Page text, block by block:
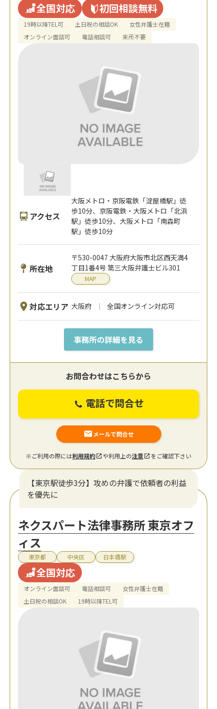
全国対応 初回相談無料
19時以降TEL可 土日祝の相談OK
女性弁護士在籍
オンライン面談可
電話相談可 来所不要
アクセス
大阪メトロ・京阪電鉄「淀屋橋駅」徒
歩10分、京阪電鉄・大阪メトロ「北浜
駅」徒歩10分、大阪メトロ「南森町
駅」徒歩10分
所在地
〒530-0047 大阪府大阪市北区西天満4
丁目1番4号 第三大阪弁護士ビル301
MAP
対応エリア 大阪府 全国オンライン対応可
事務所の詳細を見る
お問合わせはこちらから
電話で問合せ
メールで問合せ
※ご利用の際には利用規約 や利用上の注意 をご確認下さい
【東京駅徒歩3分】攻めの弁護で依頼者の利益
を優先に
ネクスパート法律事務所 東京オフ
ィス
東京都 中央区 日本橋駅
全国対応
オンライン面談可 電話相談可
女性弁護士在籍
土日祝の相談OK
19時以降TEL可